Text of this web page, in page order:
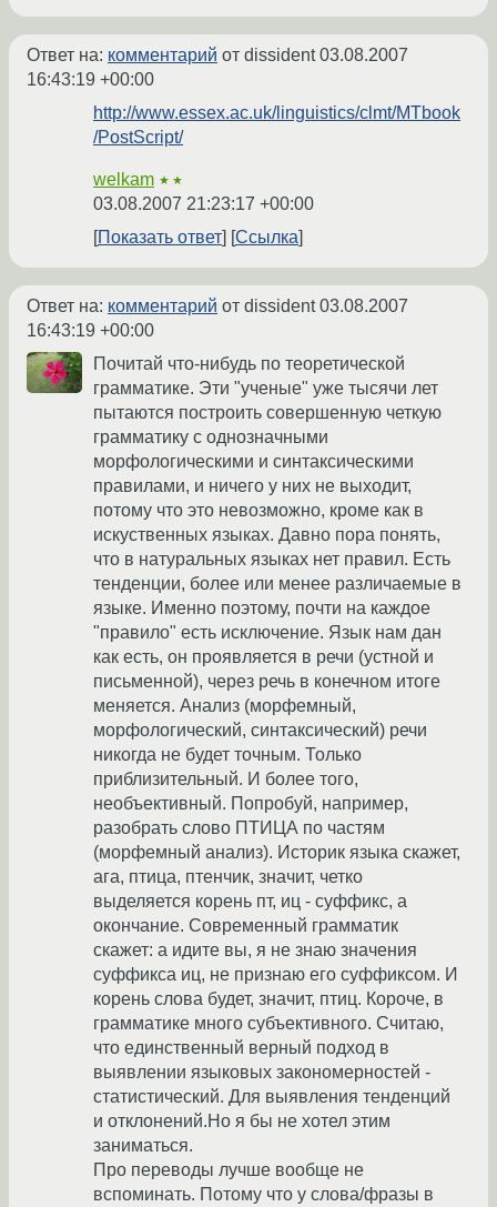
Ответ на: комментарий от dissident03.08.2007
16:43:19 +00:00
http://www.essex.ac.uk/linguistics/clmt/MTbook
/PostScript/
welkam ★★
03.08.2007 21:23:17 +00:00
Показать ответ
Ссылка
Ответ на: комментарий от dissident03.08.2007
16:43:19 +00:00
Почитай что-нибудь по теоретической
грамматике. Эти "ученые" уже тысячи лет
пытаются построить совершенную четкую
грамматику с однозначными
морфологическими и синтаксическими
правилами, и ничего у них не выходит,
потому что это невозможно, кроме как в
искуственных языках. Давно пора понять,
что в натуральных языках нет правил. Есть
тенденции, более или менее различаемые в
языке. Именно поэтому, почти на каждое
"правило" есть исключение. Язык нам дан
как есть, он проявляется в речи (устной и
письменной), через речь в конечном итоге
меняется. Анализ (морфемный,
морфологический, синтаксический) речи
никогда не будет точным. Только
приблизительный. И более того,
необъективный. Попробуй, например,
разобрать слово ПТИЦА по частям
(морфемный анализ). Историк языка скажет,
ага, птица, птенчик, значит, четко
выделяется корень пт, иц - суффикс, а
окончание. Современный грамматик
скажет: а идите вы, я не знаю значения
суффикса иц, не признаю его суффиксом. И
корень слова будет, значит, птиц. Короче, в
грамматике много субъективного. Считаю,
что единственный верный подход в
выявлении языковых закономерностей -
статистический. Для выявления тенденций
и отклонений.Но я бы не хотел этим
заниматься.
Про переводы лучше вообще не
вспоминать. Потому что у слова/фразы в